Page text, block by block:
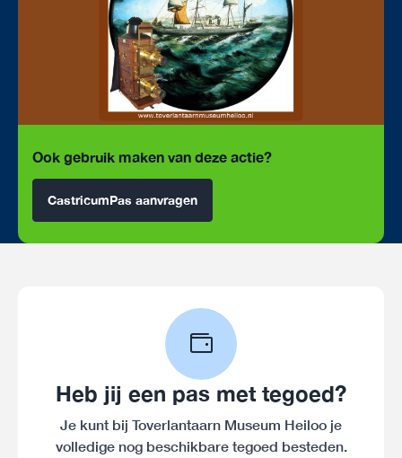
Ook gebruik maken van deze actie?
CastricumPas aanvragen
Heb jij een pas met tegoed?
Je kunt bij Toverlantaarn Museum Heiloo je
volledige nog beschikbare tegoed besteden.